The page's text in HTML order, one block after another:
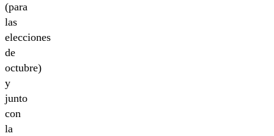
(para
las
elecciones
de
octubre)
y
junto
con
la